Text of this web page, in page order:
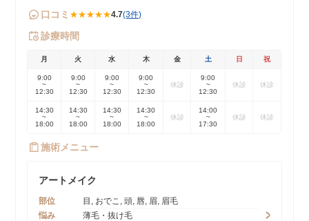
口コミ ★★★★★4.7(3件)
診療時間
月 火 水 木 金 土 日 祝
9:00
~
12:30
9:00
~
12:30
9:00
~
12:30
9:00
~
12:30
休診
9:00
~
12:30
休診 休診
14:30
~
18:00
14:30
~
18:00
14:30
~
18:00
14:30
~
18:00
休診
14:00
~
17:30
休診 休診
施術メニュー
アートメイク
部位
目, おでこ, 頭, 唇, 眉, 眉毛
悩み
薄毛・抜け毛